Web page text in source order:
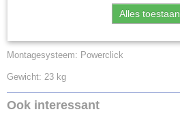
Binnenmaten: 203 x 74 x 30 cm
Montagesysteem: Powerclick
Gewicht: 23 kg
Ook interessant
Alles toestaan